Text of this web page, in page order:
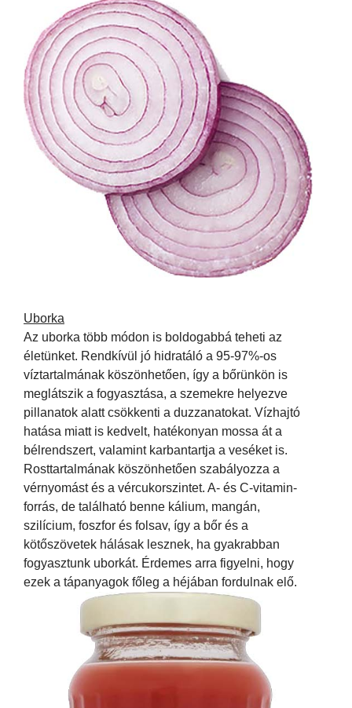
Uborka
Az uborka több módon is boldogabbá teheti az
életünket. Rendkívül jó hidratáló a 95-97%-os
víztartalmának köszönhetően, így a bőrünkön is
meglátszik a fogyasztása, a szemekre helyezve
pillanatok alatt csökkenti a duzzanatokat. Vízhajtó
hatása miatt is kedvelt, hatékonyan mossa át a
bélrendszert, valamint karbantartja a veséket is.
Rosttartalmának köszönhetően szabályozza a
vérnyomást és a vércukorszintet. A- és C-vitamin-
forrás, de található benne kálium, mangán,
szilícium, foszfor és folsav, így a bőr és a
kötőszövetek hálásak lesznek, ha gyakrabban
fogyasztunk uborkát. Érdemes arra figyelni, hogy
ezek a tápanyagok főleg a héjában fordulnak elő.